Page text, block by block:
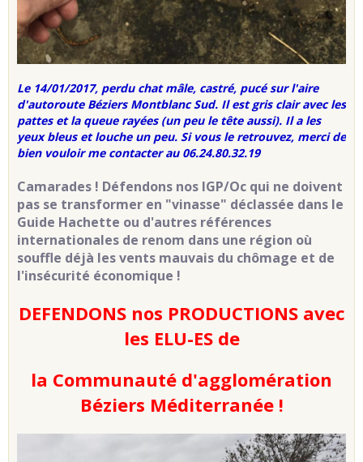
Le 14/01/2017, perdu chat mâle, castré, pucé sur l'aire
d'autoroute Béziers Montblanc Sud. Il est gris clair avec les
pattes et la queue rayées (un peu le tête aussi). Il a les
yeux bleus et louche un peu. Si vous le retrouvez, merci de
bien vouloir me contacter au 06.24.80.32.19
Camarades ! Défendons nos IGP/Oc qui ne doivent
pas se transformer en "vinasse" déclassée dans le
Guide Hachette ou d'autres références
internationales de renom dans une région où
souffle déjà les vents mauvais du chômage et de
l'insécurité économique !
DEFENDONS nos PRODUCTIONS avec
les ELU-ES de
la Communauté d'agglomération
Béziers Méditerranée !